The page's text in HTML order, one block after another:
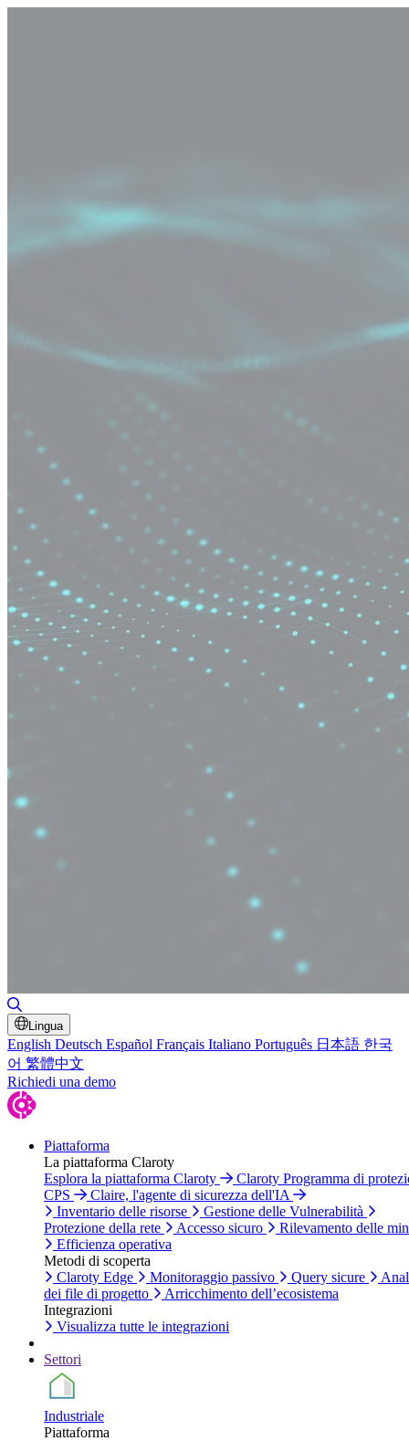
Lingua
English Deutsch Español Français Italiano Português 日本語 한국
어 繁體中文
Richiedi una demo
Piattaforma
La piattaforma Claroty
Esplora la piattaforma Claroty
Claroty Programma di
CPS
Claire, l'agente di sicurezza dell'IA
Inventario delle risorse
Gestione delle Vulnerabilità
Protezione della rete
Accesso sicuro
Rilevamento delle
Efficienza operativa
Metodi di scoperta
Claroty Edge
Monitoraggio passivo Query sicure
dei file di progetto
Arricchimento dell’ecosistema
Integrazioni
Visualizza tutte le integrazioni
Settori
Industriale
Piattaforma